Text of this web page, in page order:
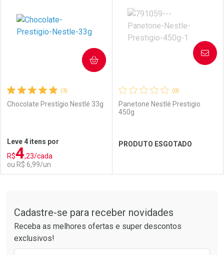
(3)
Chocolate Prestígio Nestlé 33g
Leve 4 itens por
R$4,23/cada
ou R$ 6,99/un
COMPRAR
Laboratório
Por Menos
(0)
Panetone Nestlé Prestigio
450g
PRODUTO ESGOTADO
AVISE-ME
Laboratório
Por Menos
Cadastre-se para receber novidades
Receba as melhores ofertas e super descontos
exclusivos!